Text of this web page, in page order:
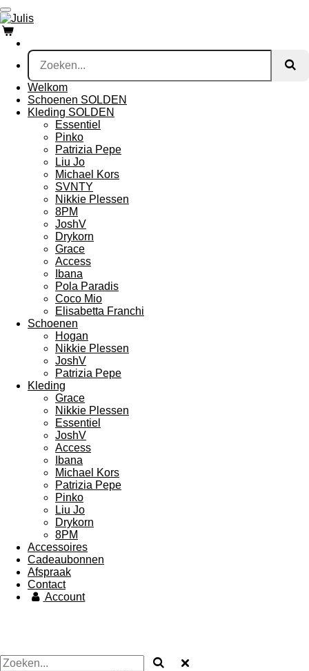
Ga
direct
naar
de
hoofdinhoud
Welkom
Schoenen SOLDEN
Kleding SOLDEN
Essentiel
Pinko
Patrizia Pepe
Liu Jo
Michael Kors
SVNTY
Nikkie Plessen
8PM
JoshV
Drykorn
Grace
Access
Ibana
Pola Paradis
Coco Mio
Elisabetta Franchi
Schoenen
Hogan
Nikkie Plessen
JoshV
Patrizia Pepe
Kleding
Grace
Nikkie Plessen
Essentiel
JoshV
Access
Ibana
Michael Kors
Patrizia Pepe
Pinko
Liu Jo
Drykorn
8PM
Accessoires
Cadeaubonnen
Afspraak
Contact
Account